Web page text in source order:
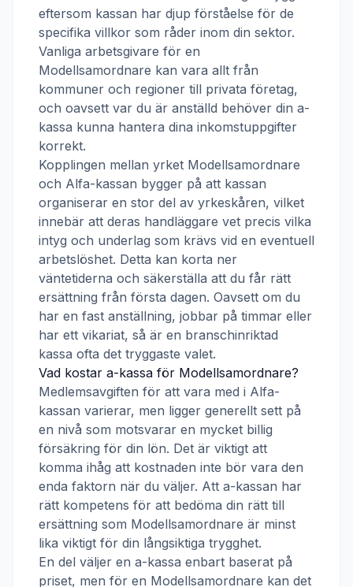
eftersom kassan har djup förståelse för de
specifika villkor som råder inom din sektor.
Vanliga arbetsgivare för en
Modellsamordnare kan vara allt från
kommuner och regioner till privata företag,
och oavsett var du är anställd behöver din a-
kassa kunna hantera dina inkomstuppgifter
korrekt.
Kopplingen mellan yrket Modellsamordnare
och Alfa-kassan bygger på att kassan
organiserar en stor del av yrkeskåren, vilket
innebär att deras handläggare vet precis vilka
intyg och underlag som krävs vid en eventuell
arbetslöshet. Detta kan korta ner
väntetiderna och säkerställa att du får rätt
ersättning från första dagen. Oavsett om du
har en fast anställning, jobbar på timmar eller
har ett vikariat, så är en branschinriktad
kassa ofta det tryggaste valet.
Vad kostar a-kassa för Modellsamordnare?
Medlemsavgiften för att vara med i Alfa-
kassan varierar, men ligger generellt sett på
en nivå som motsvarar en mycket billig
försäkring för din lön. Det är viktigt att
komma ihåg att kostnaden inte bör vara den
enda faktorn när du väljer. Att a-kassan har
rätt kompetens för att bedöma din rätt till
ersättning som Modellsamordnare är minst
lika viktigt för din långsiktiga trygghet.
En del väljer en a-kassa enbart baserat på
priset, men för en Modellsamordnare kan det